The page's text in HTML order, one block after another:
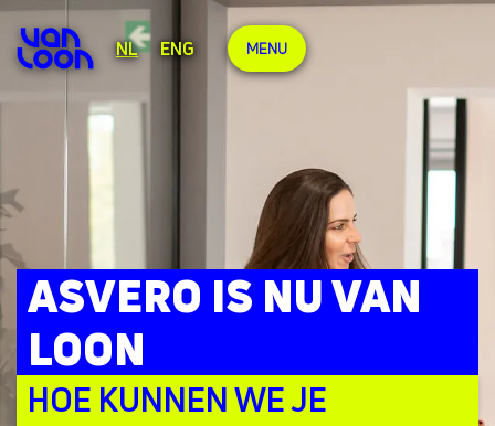
NL ENG MENU
ASVERO IS NU VAN
LOON
HOE KUNNEN WE JE